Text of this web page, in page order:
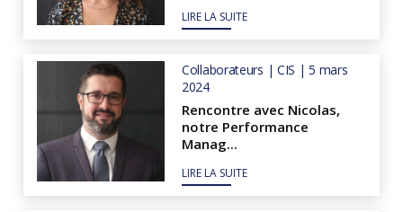
LIRE LA SUITE
Collaborateurs | CIS | 5 mars
2024
Rencontre avec Nicolas,
notre Performance
Manag...
LIRE LA SUITE